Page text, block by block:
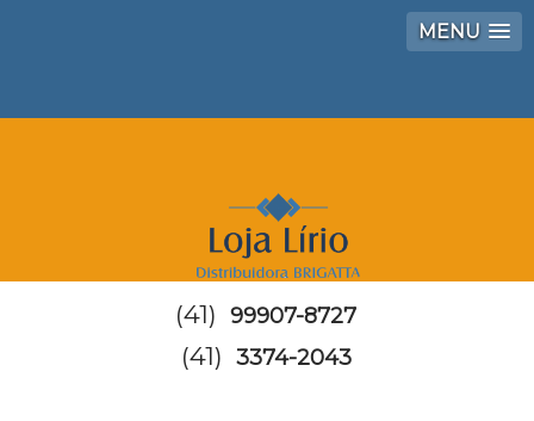
MENU
(41) 99907-8727
(41) 3374-2043